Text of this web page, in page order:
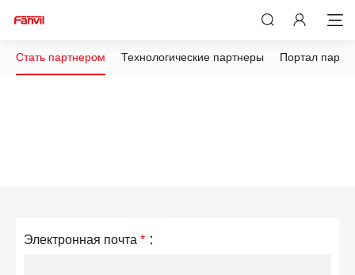
Стать партнером Технологические партнеры Портал
Электронная почта * ：